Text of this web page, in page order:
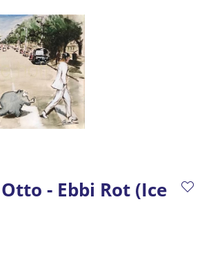
- Ebbi Rot (Ice